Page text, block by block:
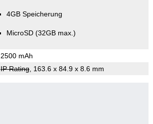
4GB Speicherung
MicroSD (32GB max.)
2500 mAh
IP Rating, 163.6 x 84.9 x 8.6 mm